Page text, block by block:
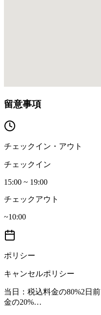
留意事項
チェックイン・アウト
チェックイン
15:00 ~ 19:00
チェックアウト
~10:00
ポリシー
キャンセルポリシー
当日 ：税込料金の80%2日前
金の20%…